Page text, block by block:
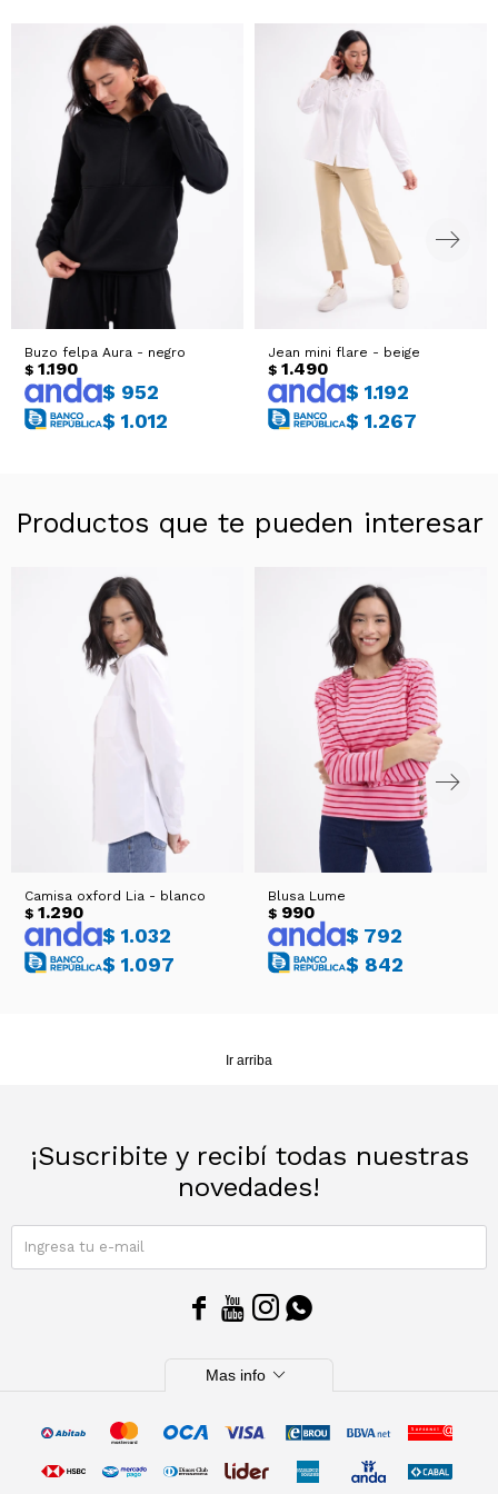
Buzo felpa Aura - negro
$ 1.190
$ 952
$ 1.012
Jean mini flare - beige
$ 1.490
$ 1.192
$ 1.267
Productos que te pueden interesar
Camisa oxford Lia - blanco
$ 1.290
$ 1.032
$ 1.097
Blusa Lume
$ 990
$ 792
$ 842
Ir arriba
¡Suscribite y recibí todas nuestras
novedades!
   
Mas info expand_more